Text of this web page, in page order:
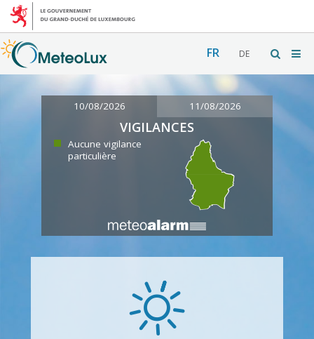
FR DE
10/08/2026 11/08/2026
VIGILANCES
Aucune vigilance
particulière